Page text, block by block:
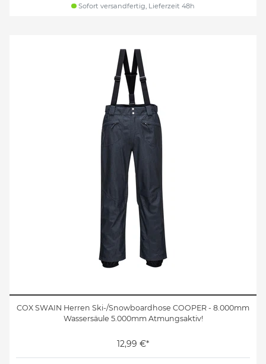
Sofort versandfertig, Lieferzeit 48h
COX SWAIN Herren Ski-/Snowboardhose COOPER - 8.000mm
Wassersäule 5.000mm Atmungsaktiv!
12,99 €*